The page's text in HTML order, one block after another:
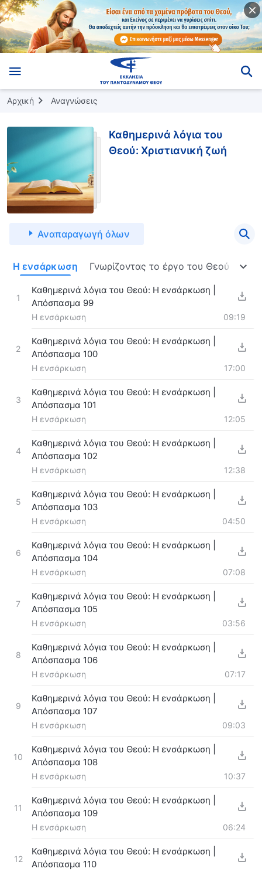
Αρχική Αναγνώσεις
Καθημερινά λόγια του
Θεού: Χριστιανική ζωή
Αναπαραγωγή όλων
Η ενσάρκωση Γνωρίζοντας το έργο του Θεού Η
1
Καθημερινά λόγια του Θεού: Η ενσάρκωση |
Απόσπασμα 99
Η ενσάρκωση 09:19
2
Καθημερινά λόγια του Θεού: Η ενσάρκωση |
Απόσπασμα 100
Η ενσάρκωση 17:00
3
Καθημερινά λόγια του Θεού: Η ενσάρκωση |
Απόσπασμα 101
Η ενσάρκωση 12:05
4
Καθημερινά λόγια του Θεού: Η ενσάρκωση |
Απόσπασμα 102
Η ενσάρκωση 12:38
5
Καθημερινά λόγια του Θεού: Η ενσάρκωση |
Απόσπασμα 103
Η ενσάρκωση 04:50
6
Καθημερινά λόγια του Θεού: Η ενσάρκωση |
Απόσπασμα 104
Η ενσάρκωση 07:08
7
Καθημερινά λόγια του Θεού: Η ενσάρκωση |
Απόσπασμα 105
Η ενσάρκωση 03:56
8
Καθημερινά λόγια του Θεού: Η ενσάρκωση |
Απόσπασμα 106
Η ενσάρκωση 07:17
9
Καθημερινά λόγια του Θεού: Η ενσάρκωση |
Απόσπασμα 107
Η ενσάρκωση 09:03
10
Καθημερινά λόγια του Θεού: Η ενσάρκωση |
Απόσπασμα 108
Η ενσάρκωση 10:37
11
Καθημερινά λόγια του Θεού: Η ενσάρκωση |
Απόσπασμα 109
Η ενσάρκωση 06:24
12
Καθημερινά λόγια του Θεού: Η ενσάρκωση |
Απόσπασμα 110